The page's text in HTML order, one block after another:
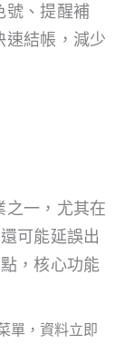
號、提醒補
速結帳，減少
之一，尤其在
可能延誤出
，核心功能
單，資料立即